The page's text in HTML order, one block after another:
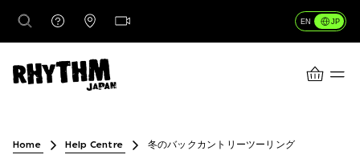
JP
EN
CART
行き先
Home Help Centre 冬のバックカントリーツーリング